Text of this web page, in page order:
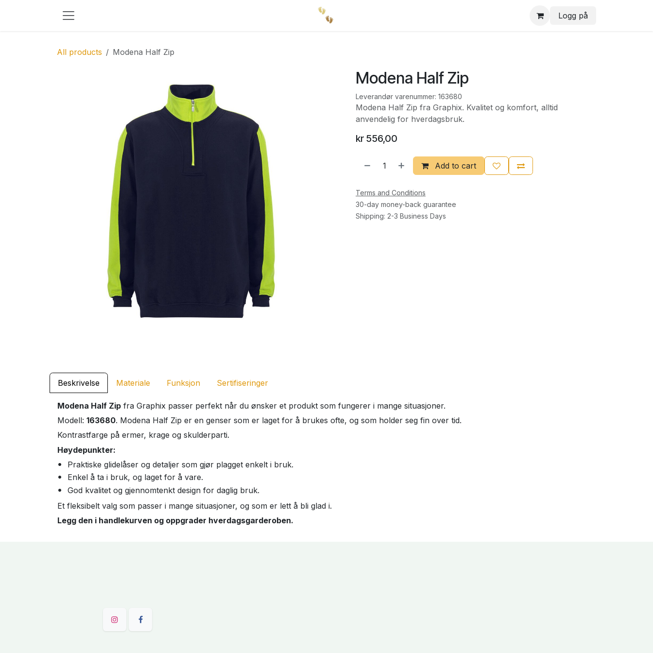
Logg på
All products Modena Half Zip
Modena Half Zip
Leverandør varenummer: 163680
Modena Half Zip fra Graphix. Kvalitet og komfort, alltid
anvendelig for hverdagsbruk.
kr 556,00
Add to cart
Terms and Conditions
30-day money-back guarantee
Shipping: 2-3 Business Days
Beskrivelse Materiale Funksjon Sertifiseringer
Modena Half Zip fra Graphix passer perfekt når du ønsker et produkt som fungerer i mange situasjoner.
Modell: 163680. Modena Half Zip er en genser som er laget for å brukes ofte, og som holder seg fin over tid.
Kontrastfarge på ermer, krage og skulderparti.
Høydepunkter:
Praktiske glidelåser og detaljer som gjør plagget enkelt i bruk.
Enkel å ta i bruk, og laget for å vare.
God kvalitet og gjennomtenkt design for daglig bruk.
Et fleksibelt valg som passer i mange situasjoner, og som er lett å bli glad i.
Legg den i handlekurven og oppgrader hverdagsgarderoben.